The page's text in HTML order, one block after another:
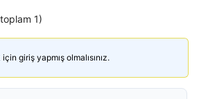
1)
giriş yapmış olmalısınız.